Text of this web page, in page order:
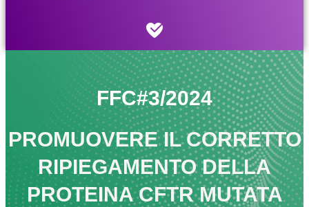
FFC#3/2024
PROMUOVERE IL CORRETTO
RIPIEGAMENTO DELLA
PROTEINA CFTR MUTATA